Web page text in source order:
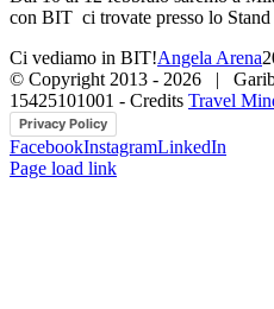
con BIT ci trovate presso lo
Ci vediamo in BIT!Angela Arena
© Copyright 2013 - 2026 |
15425101001 - Credits Travel
Privacy Policy
FacebookInstagramLinkedIn
Page load link